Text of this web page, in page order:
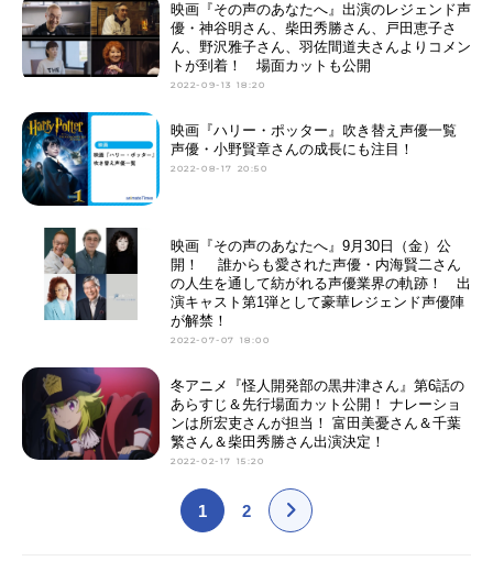
映画『その声のあなたへ』出演のレジェンド声
優・神谷明さん、柴田秀勝さん、戸田恵子さ
ん、野沢雅子さん、羽佐間道夫さんよりコメン
トが到着！ 場面カットも公開
2022-09-13 18:20
映画『ハリー・ポッター』吹き替え声優一覧
声優・小野賢章さんの成長にも注目！
2022-08-17 20:50
映画『その声のあなたへ』9月30日（金）公
開！ 誰からも愛された声優・内海賢二さん
の人生を通して紡がれる声優業界の軌跡！ 出
演キャスト第1弾として豪華レジェンド声優陣
が解禁！
2022-07-07 18:00
冬アニメ『怪人開発部の黒井津さん』第6話の
あらすじ＆先行場面カット公開！ ナレーショ
ンは所宏吏さんが担当！ 富田美憂さん＆千葉
繁さん＆柴田秀勝さん出演決定！
2022-02-17 15:20
1 2